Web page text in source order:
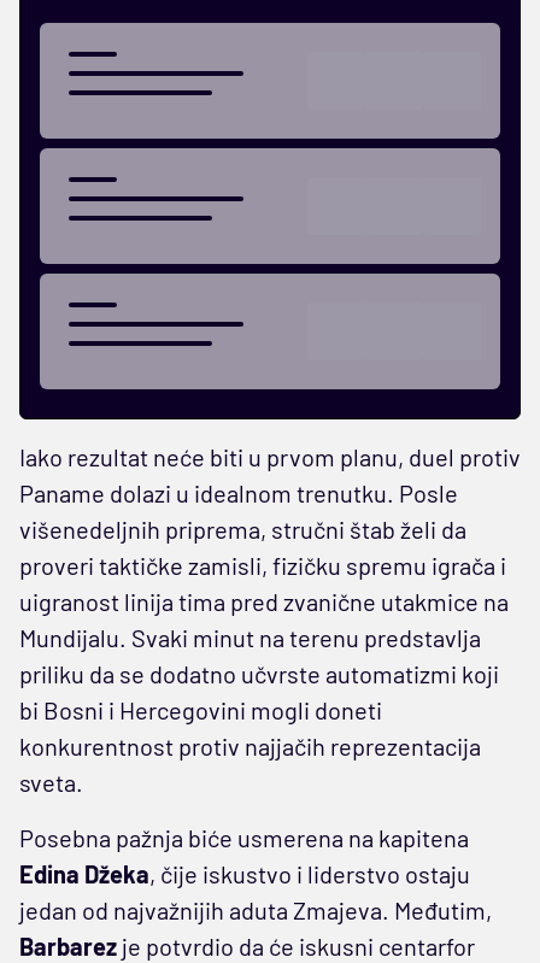
Iako rezultat neće biti u prvom planu, duel protiv
Paname dolazi u idealnom trenutku. Posle
višenedeljnih priprema, stručni štab želi da
proveri taktičke zamisli, fizičku spremu igrača i
uigranost linija tima pred zvanične utakmice na
Mundijalu. Svaki minut na terenu predstavlja
priliku da se dodatno učvrste automatizmi koji
bi Bosni i Hercegovini mogli doneti
konkurentnost protiv najjačih reprezentacija
sveta.
Posebna pažnja biće usmerena na kapitena
Edina Džeka, čije iskustvo i liderstvo ostaju
jedan od najvažnijih aduta Zmajeva. Međutim,
Barbarez je potvrdio da će iskusni centarfor